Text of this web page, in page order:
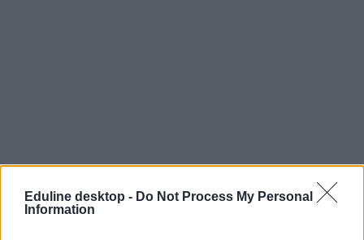
Eduline desktop - Do Not Process My Personal
Information